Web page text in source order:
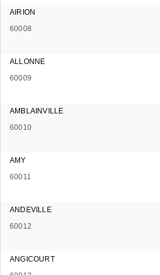
AIRION
60008
ALLONNE
60009
AMBLAINVILLE
60010
AMY
60011
ANDEVILLE
60012
ANGICOURT